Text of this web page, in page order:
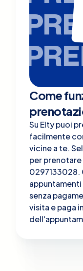
Come
Su Elty puoi
facilmente
vicine a te.
per prenotare
0297133028.
senza
visita e paga